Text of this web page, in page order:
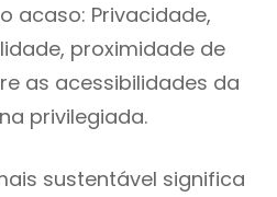
acaso: Privacidade,
proximidade de
as acessibilidades da
privilegiada.
sustentável significa